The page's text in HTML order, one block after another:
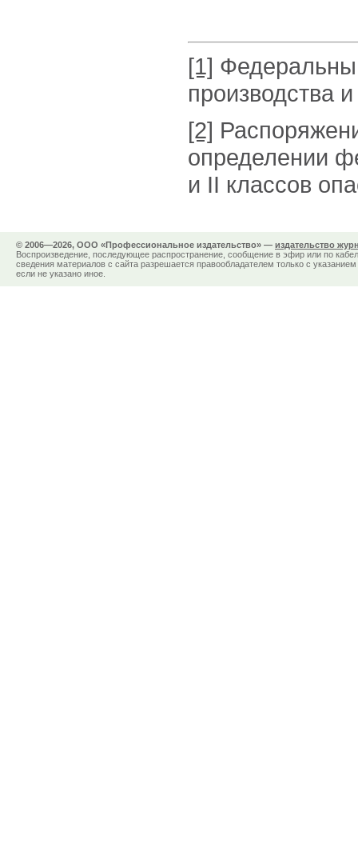
[1]
производства
[2]
определении
и II классов
© 2006—2026, ООО «Профессиональное издательство» — издательство
Воспроизведение, последующее распространение, сообщение в эфир или по
сведения материалов с сайта разрешается правообладателем только с
если не указано иное.